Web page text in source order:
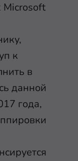
Microsoft
к
в
данной
года,